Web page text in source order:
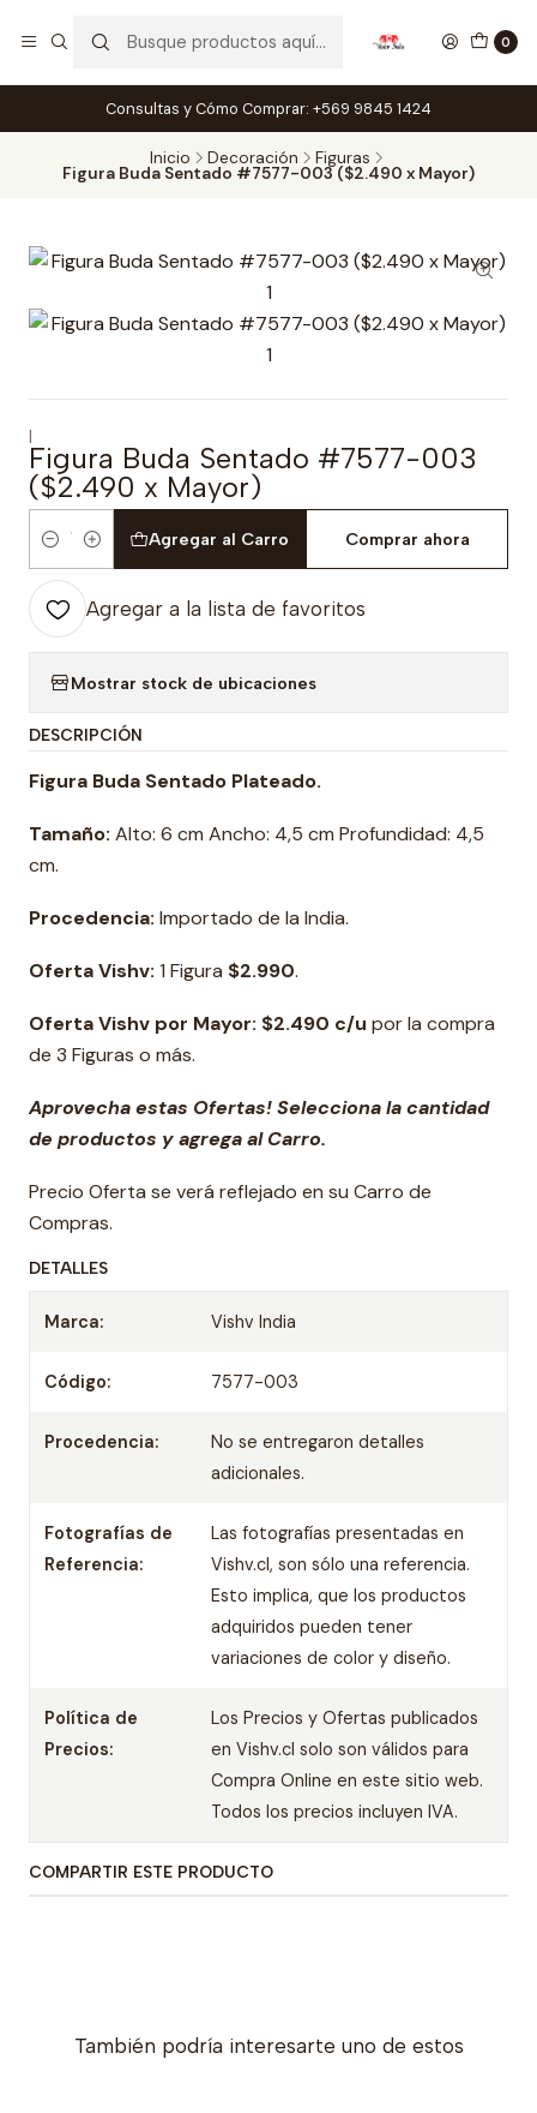
0
Consultas y Cómo Comprar: +569 9845 1424
Inicio Decoración Figuras
Figura Buda Sentado #7577-003 ($2.490 x Mayor)
|
Figura Buda Sentado #7577-003
($2.490 x Mayor)
Cantidad
Agregar al Carro Comprar ahora
Agregar a la lista de favoritos
Mostrar stock de ubicaciones
DESCRIPCIÓN
Figura Buda Sentado Plateado.
Tamaño: Alto: 6 cm Ancho: 4,5 cm Profundidad: 4,5
cm.
Procedencia: Importado de la India.
Oferta Vishv: 1 Figura $2.990.
Oferta Vishv por Mayor: $2.490 c/u por la compra
de 3 Figuras o más.
Aprovecha estas Ofertas! Selecciona la cantidad
de productos y agrega al Carro.
Precio Oferta se verá reflejado en su Carro de
Compras.
DETALLES
Marca: Vishv India
Código: 7577-003
Procedencia:
No se entregaron detalles
adicionales.
Fotografías de
Referencia:
Las fotografías presentadas en
Vishv.cl, son sólo una referencia.
Esto implica, que los productos
adquiridos pueden tener
variaciones de color y diseño.
Política de
Precios:
Los Precios y Ofertas publicados
en Vishv.cl solo son válidos para
Compra Online en este sitio web.
Todos los precios incluyen IVA.
COMPARTIR ESTE PRODUCTO
También podría interesarte uno de estos